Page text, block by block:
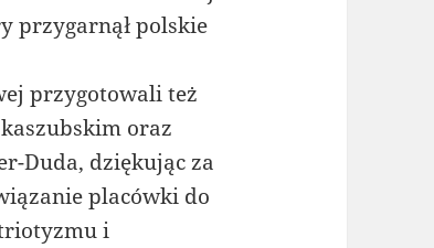
przygarnął polskie
przygotowali też
oraz
Duda, dziękując za
placówki do
i